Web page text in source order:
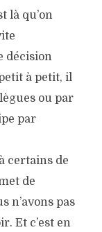
là qu’on
décision
à petit, il
ou par
par
certains de
de
n’avons pas
Et c’est en